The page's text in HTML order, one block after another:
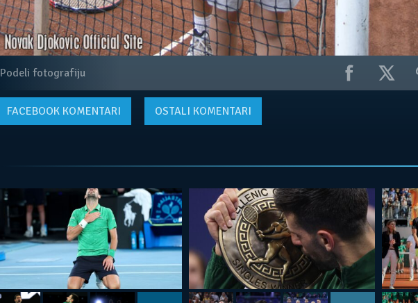
Podeli fotografiju
FACEBOOKKOMENTARI OSTALI KOMENTARI